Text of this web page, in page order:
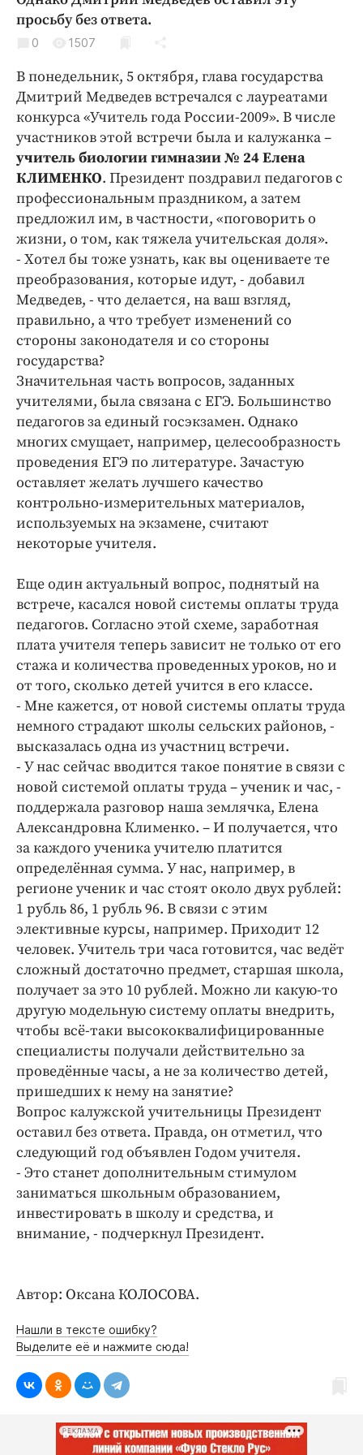
Криминал
Культура
Образование
Общество
Погода
Праздники
Происшествия
Спорт
Экономика и бизнес
ПРОЕКТЫ
Блоги
Издания
Медиаперсона
Интересное чтиво
Клиника года
Бренд года
Работодатель года
просьбу без ответа.
0 1507
В понедельник, 5 октября, глава государства
Дмитрий Медведев встречался с лауреатами
конкурса «Учитель года России-2009». В числе
участников этой встречи была и калужанка –
учитель биологии гимназии № 24 Елена
КЛИМЕНКО. Президент поздравил педагогов с
профессиональным праздником, а затем
предложил им, в частности, «поговорить о
жизни, о том, как тяжела учительская доля».
- Хотел бы тоже узнать, как вы оцениваете те
преобразования, которые идут, - добавил
Медведев, - что делается, на ваш взгляд,
правильно, а что требует изменений со
стороны законодателя и со стороны
государства?
Значительная часть вопросов, заданных
учителями, была связана с ЕГЭ. Большинство
педагогов за единый госэкзамен. Однако
многих смущает, например, целесообразность
проведения ЕГЭ по литературе. Зачастую
оставляет желать лучшего качество
контрольно-измерительных материалов,
используемых на экзамене, считают
некоторые учителя.
Еще один актуальный вопрос, поднятый на
встрече, касался новой системы оплаты труда
педагогов. Согласно этой схеме, заработная
плата учителя теперь зависит не только от его
стажа и количества проведенных уроков, но и
от того, сколько детей учится в его классе.
- Мне кажется, от новой системы оплаты труда
немного страдают школы сельских районов, -
высказалась одна из участниц встречи.
- У нас сейчас вводится такое понятие в связи с
новой системой оплаты труда – ученик и час, -
поддержала разговор наша землячка, Елена
Александровна Клименко. – И получается, что
за каждого ученика учителю платится
определённая сумма. У нас, например, в
регионе ученик и час стоят около двух рублей:
1 рубль 86, 1 рубль 96. В связи с этим
элективные курсы, например. Приходит 12
человек. Учитель три часа готовится, час ведёт
сложный достаточно предмет, старшая школа,
получает за это 10 рублей. Можно ли какую-то
другую модельную систему оплаты внедрить,
чтобы всё-таки высококвалифицированные
специалисты получали действительно за
проведённые часы, а не за количество детей,
пришедших к нему на занятие?
Вопрос калужской учительницы Президент
оставил без ответа. Правда, он отметил, что
следующий год объявлен Годом учителя.
- Это станет дополнительным стимулом
заниматься школьным образованием,
инвестировать в школу и средства, и
внимание, - подчеркнул Президент.
Автор: Оксана КОЛОСОВА.
Нашли в тексте ошибку?
Выделите её и нажмите сюда!
РЕКЛАМА